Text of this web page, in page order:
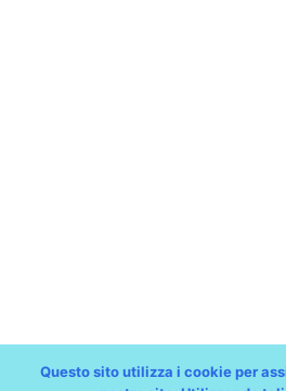
Questo sito utilizza i cookie per